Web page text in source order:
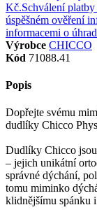
Výrobce CHICCO
Kód 71088.41
Popis
Dopřejte svému
dudlíky Chicco
Dudlíky Chicco
– jejich unikátní
správné dýchání,
tomu miminko
klidnějšímu spánku